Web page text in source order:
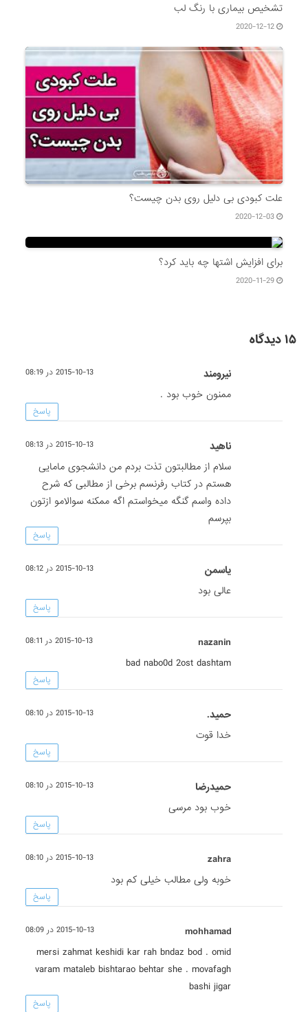
تشخیص بیماری با رنگ لب
2020-12-12
علت کبودی بی دلیل روی بدن چیست؟
2020-12-03
برای افزایش اشتها چه باید کرد؟
2020-11-29
۱۵ دیدگاه
نیرومند 2015-10-13 در 08:19
ممنون خوب بود .
پاسخ
ناهید 2015-10-13 در 08:13
سلام از مطالبتون تذت بردم من دانشجوی مامایی
هستم در کتاب رفرنسم برخی از مطالبی که شرح
داده واسم گنگه میخواستم اگه ممکنه سوالامو ازتون
بپرسم
پاسخ
یاسمن 2015-10-13 در 08:12
عالی بود
پاسخ
nazanin 2015-10-13 در 08:11
bad nabo0d 2ost dashtam
پاسخ
حمید. 2015-10-13 در 08:10
خدا قوت
پاسخ
حمیدرضا 2015-10-13 در 08:10
خوب بود مرسی
پاسخ
zahra 2015-10-13 در 08:10
خوبه ولی مطالب خیلی کم بود
پاسخ
mohhamad 2015-10-13 در 08:09
mersi zahmat keshidi kar rah bndaz bod . omid
varam mataleb bishtarao behtar she . movafagh
bashi jigar
پاسخ